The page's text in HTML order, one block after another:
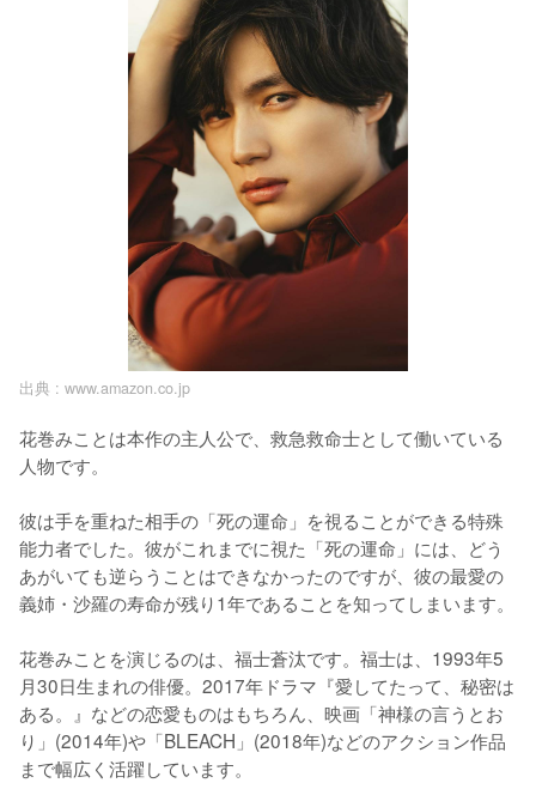
出典 : www.amazon.co.jp
花巻みことは本作の主人公で、救急救命士として働いている
人物です。
彼は手を重ねた相手の「死の運命」を視ることができる特殊
能力者でした。彼がこれまでに視た「死の運命」には、どう
あがいても逆らうことはできなかったのですが、彼の最愛の
義姉・沙羅の寿命が残り1年であることを知ってしまいます。
花巻みことを演じるのは、福士蒼汰です。福士は、1993年5
月30日生まれの俳優。2017年ドラマ『愛してたって、秘密は
ある。』などの恋愛ものはもちろん、映画「神様の言うとお
り」(2014年)や「BLEACH」(2018年)などのアクション作品
まで幅広く活躍しています。